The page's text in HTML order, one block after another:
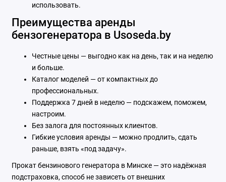
использовать.
Преимущества аренды
бензогенератора в Usoseda.by
Честные цены — выгодно как на день, так и на неделю
и больше.
Каталог моделей — от компактных до
профессиональных.
Поддержка 7 дней в неделю — подскажем, поможем,
настроим.
Без залога для постоянных клиентов.
Гибкие условия аренды — можно продлить, сдать
раньше, взять «под задачу».
Прокат бензинового генератора в Минске — это надёжная
подстраховка, способ не зависеть от внешних